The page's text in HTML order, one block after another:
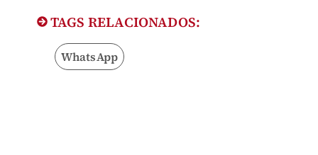
TAGS RELACIONADOS:
WhatsApp